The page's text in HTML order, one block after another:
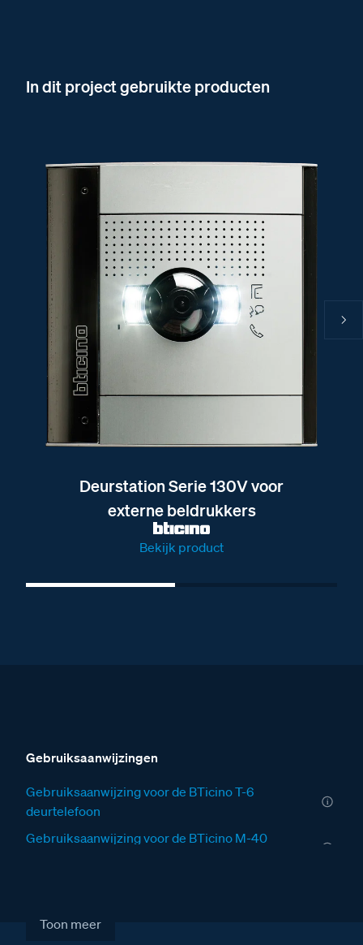
In dit project gebruikte producten
Deurstation Serie 130V voor
externe beldrukkers
Bekijk product
Gebruiksaanwijzingen
Gebruiksaanwijzing voor de BTicino T-6
deurtelefoon
Gebruiksaanwijzing voor de BTicino M-40
Gebruiksaanwijzing voor de BTicino M-70
Toon meer